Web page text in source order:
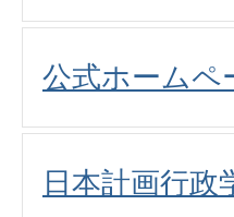
公式ホームペ
日本計画行政